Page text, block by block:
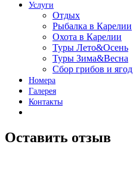
Услуги
Отдых
Рыбалка в Карелии
Охота в Карелии
Туры Лето&Осень
Туры Зима&Весна
Сбор грибов и ягод
Номера
Галерея
Контакты
Оставить отзыв